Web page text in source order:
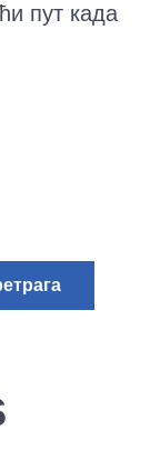
пут када